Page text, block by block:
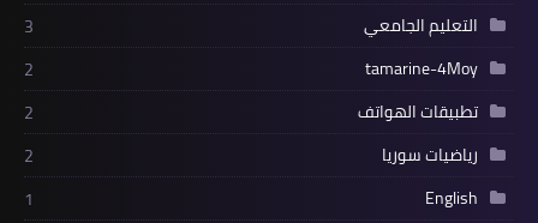
التعليم الجامعي
3
tamarine-4Moy
2
تطبيقات الهواتف
2
رياضيات سوريا
2
English
1